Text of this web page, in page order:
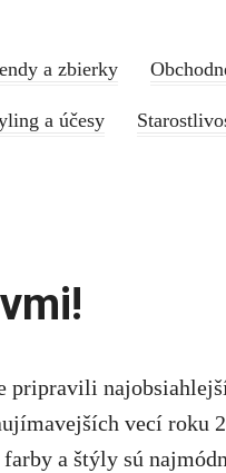
a zbierky
a účesy
pripravili
vecí roku
a štýly sú